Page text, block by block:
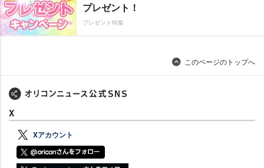
プレゼント！
プレゼント特集
このページのトップへ
X
Xアカウント